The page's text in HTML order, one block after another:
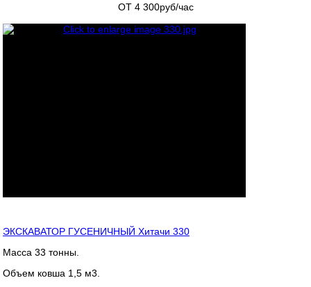
ОТ 4 300руб/час
ЭКСКАВАТОР ГУСЕНИЧНЫЙ Хитачи 330
Масса 33 тонны.
Объем ковша 1,5 м3.